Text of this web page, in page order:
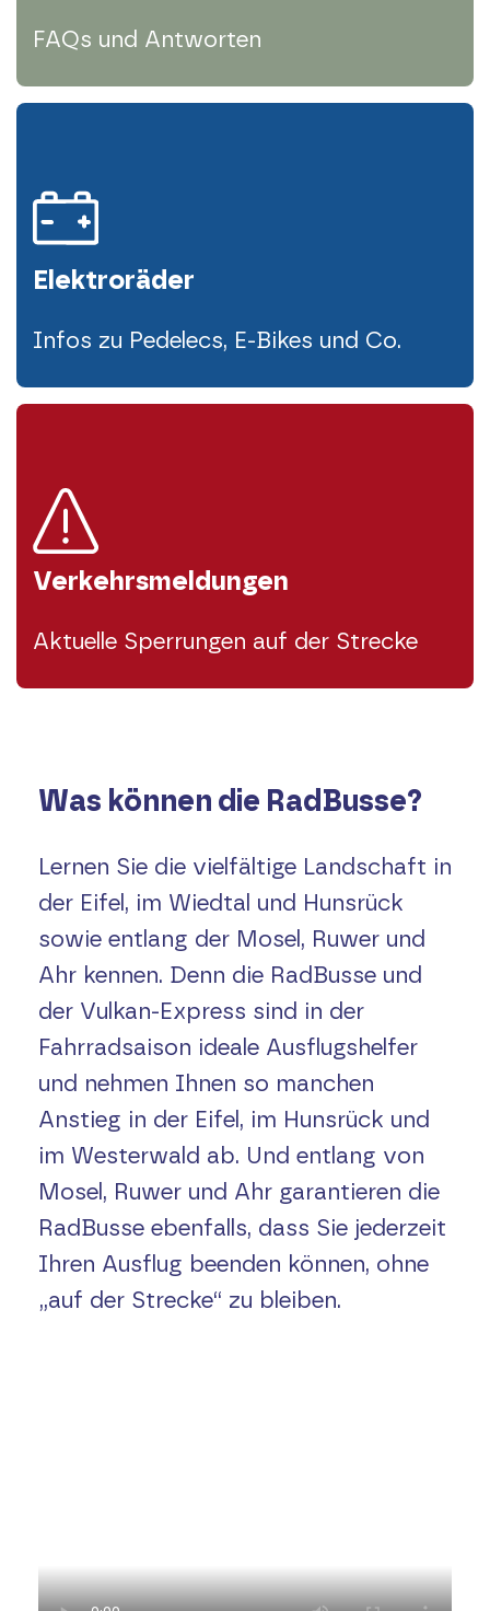
FAQs und Antworten
Elektroräder
Infos zu Pedelecs, E-Bikes und Co.
Verkehrsmeldungen
Aktuelle Sperrungen auf der Strecke
Was können die RadBusse?
Lernen Sie die vielfältige Landschaft in
der Eifel, im Wiedtal und Hunsrück
sowie entlang der Mosel, Ruwer und
Ahr kennen. Denn die RadBusse und
der Vulkan-Express sind in der
Fahrradsaison ideale Ausflugshelfer
und nehmen Ihnen so manchen
Anstieg in der Eifel, im Hunsrück und
im Westerwald ab. Und entlang von
Mosel, Ruwer und Ahr garantieren die
RadBusse ebenfalls, dass Sie jederzeit
Ihren Ausflug beenden können, ohne
„auf der Strecke“ zu bleiben.